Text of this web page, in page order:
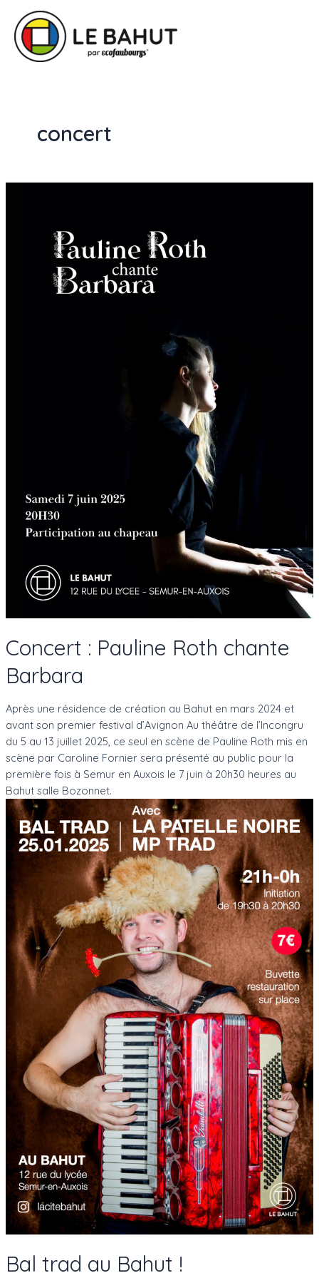
concert
Concert : Pauline Roth chante
Barbara
Après une résidence de création au Bahut en mars 2024 et
avant son premier festival d’Avignon Au théâtre de l’Incongru
du 5 au 13 juillet 2025, ce seul en scène de Pauline Roth mis en
scène par Caroline Fornier sera présenté au public pour la
première fois à Semur en Auxois le 7 juin à 20h30 heures au
Bahut salle Bozonnet.
Bal trad au Bahut !